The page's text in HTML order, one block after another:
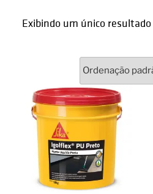
Exibindo um único resultado